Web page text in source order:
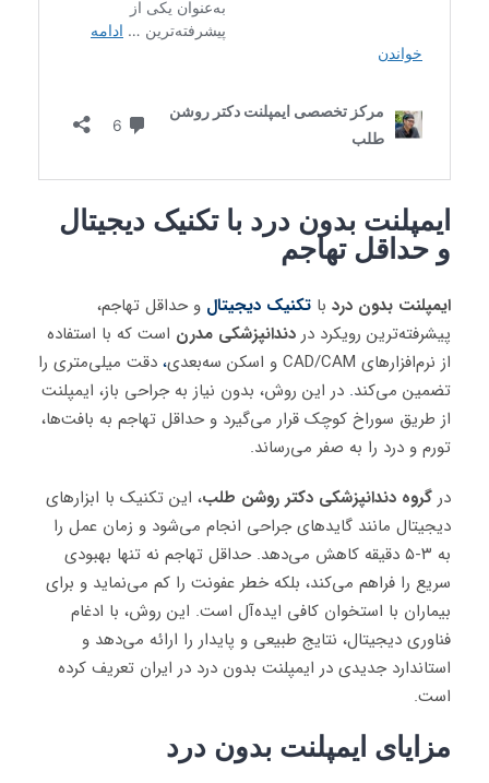
ایمپلنت بدون درد با تکنیک دیجیتال
و حداقل تهاجم
ایمپلنت بدون درد با تکنیک دیجیتال و حداقل تهاجم،
پیشرفته‌ترین رویکرد در دندانپزشکی مدرن است که با استفاده
از نرم‌افزارهای CAD/CAM و اسکن سه‌بعدی
، دقت میلی‌متری را
تضمین می‌کند. در این روش، بدون نیاز به جراحی باز، ایمپلنت
از طریق سوراخ کوچک قرار می‌گیرد و حداقل تهاجم به بافت‌ها،
تورم و درد را به صفر می‌رساند.
در گروه دندانپزشکی دکتر روشن طلب، این تکنیک با ابزارهای
دیجیتال مانند گایدهای جراحی انجام می‌شود و زمان عمل را
به ۳-۵ دقیقه کاهش می‌دهد. حداقل تهاجم نه تنها بهبودی
سریع را فراهم می‌کند، بلکه خطر عفونت را کم می‌نماید و برای
بیماران با استخوان کافی ایده‌آل است. این روش، با ادغام
فناوری دیجیتال، نتایج طبیعی و پایدار را ارائه می‌دهد و
استاندارد جدیدی در ایمپلنت بدون درد در ایران تعریف کرده
است.
مزایای ایمپلنت بدون درد